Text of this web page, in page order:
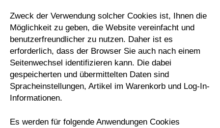
Zweck der Verwendung solcher Cookies ist, Ihnen die
Möglichkeit zu geben, die Website vereinfacht und
benutzerfreundlicher zu nutzen. Daher ist es
erforderlich, dass der Browser Sie auch nach einem
Seitenwechsel identifizieren kann. Die dabei
gespeicherten und übermittelten Daten sind
Spracheinstellungen, Artikel im Warenkorb und Log-In-
Informationen.
Es werden für folgende Anwendungen Cookies